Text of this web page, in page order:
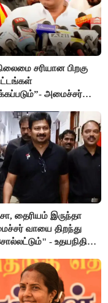
சரியான பிறகு
அமைச்சர்
தைரியம் இருந்தா
வாயை திறந்து
- உதயநிதி